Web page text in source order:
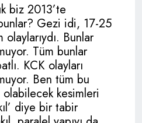
biz 2013’te
Gezi idi, 17-25
Bunlar
Tüm bunlar
KCK olayları
Ben tüm bu
olabilecek kesimleri
diye bir tabir